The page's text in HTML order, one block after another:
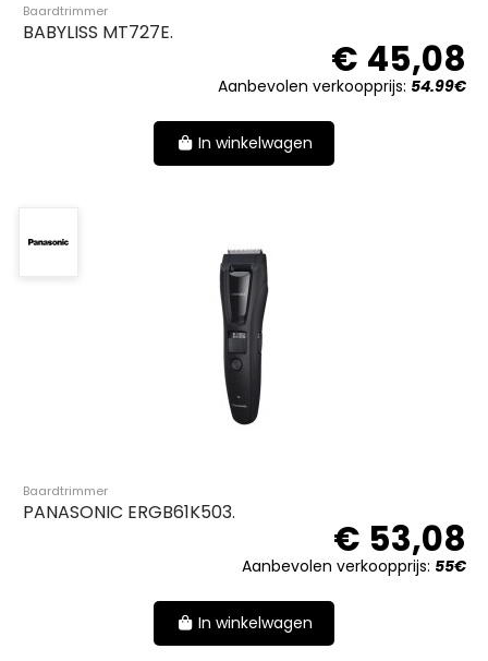
Baardtrimmer
BABYLISS MT727E.
€ 45,08
Aanbevolen verkoopprijs: 54.99€
In winkelwagen
Baardtrimmer
PANASONIC ERGB61K503.
€ 53,08
Aanbevolen verkoopprijs: 55€
In winkelwagen